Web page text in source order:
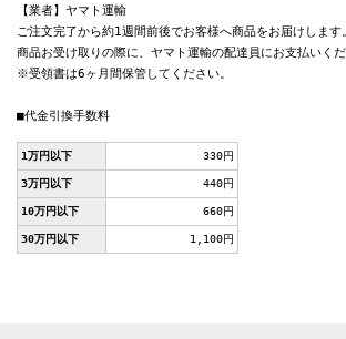
【業者】ヤマト運輸
ご注文完了から約1週間前後でお客様へ商品をお届けします。
商品お受け取りの際に、ヤマト運輸の配達員にお支払いくだ
※受領書は6ヶ月間保管してください。
■代金引換手数料
1万円以下 330円
3万円以下 440円
10万円以下 660円
30万円以下 1,100円